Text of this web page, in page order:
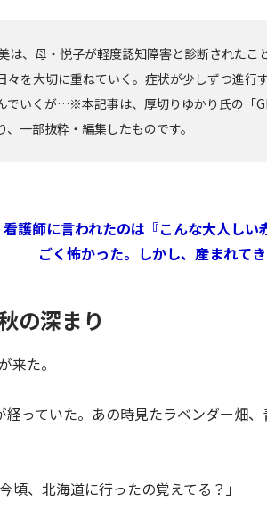
は、母・悦子が軽度認知障害と診断されたこ
々を大切に重ねていく。症状が少しずつ進行
でいくが…※本記事は、厚切りゆかり氏の「
一部抜粋・編集したものです。
看護師に言われたのは『こんな大人し
ごく怖かった。しかし、産まれて
の深まり
来た。
っていた。あの時見たラベンダー畑
頃、北海道に行ったの覚えてる？」